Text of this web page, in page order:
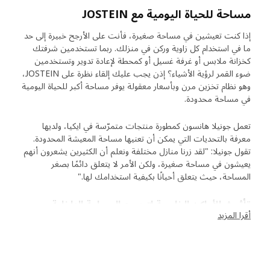
مساحة للحياة اليومية مع JOSTEIN
إذا كنت تعيشين في مساحة صغيرة، فأنت على الأرجح خبيرة إلى حد
ما في استخدام كل زاوية وركن في منزلك. ربما تستخدمين شرفتك
كخزانة ملابس أو غرفة غسيل أو كمحطة لإعادة تدوير وتستخدمين
ضوء القمر لرؤية الأشياء؟ إذن يجب عليك إلقاء نظرة على JOSTEIN،
وهو نظام تخزين مرن وبأسعار معقولة يوفر مساحة أكبر للحياة اليومية
في مساحة محدودة.
تعمل جونيلا هانسون كمطورة منتجات متمرّسة في ايكيا، ولديها
معرفة بالتحديات التي يمكن أن تعنيها مساحة المعيشة المحدودة.
تقول جونيلا: "لقد زرنا منازل مختلفة ونعلم أن الكثيرين يشعرون أنهم
يعيشون في مساحة صغيرة، ولكن الأمر لا يتعلق دائمًا بصغر
المساحة، حيث يتعلق أحيانًا بكيفية استخدامك لها."
تأثيث الأماكن الخارجية لتوسيع المساحة الداخلية
إذن، كيف نلبي حاجتنا للمساحة إذا كنا لا نريد أو ليس بوسعنا الانتقال
أقرا المزيد